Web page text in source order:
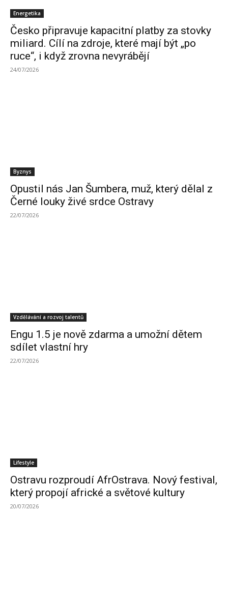
Energetika
Česko připravuje kapacitní platby za stovky
miliard. Cílí na zdroje, které mají být „po
ruce“, i když zrovna nevyrábějí
24/07/2026
Byznys
Opustil nás Jan Šumbera, muž, který dělal z
Černé louky živé srdce Ostravy
22/07/2026
Vzdělávání a rozvoj talentů
Engu 1.5 je nově zdarma a umožní dětem
sdílet vlastní hry
22/07/2026
Lifestyle
Ostravu rozproudí AfrOstrava. Nový festival,
který propojí africké a světové kultury
20/07/2026